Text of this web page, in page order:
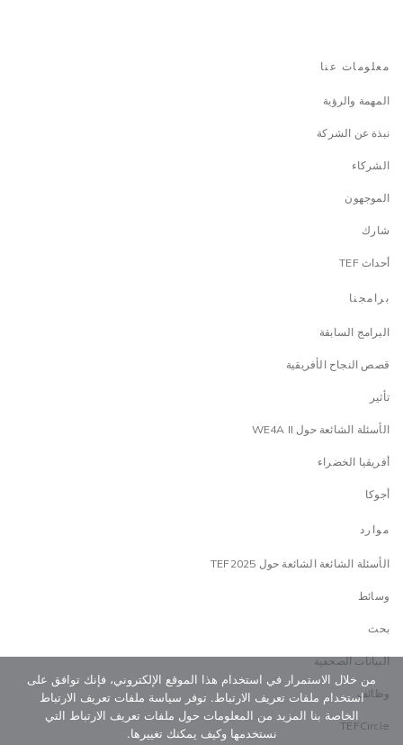
معلومات عنا
المهمة والرؤية
نبذة عن الشركة
الشركاء
الموجهون
شارك
أحداث TEF
برامجنا
البرامج السابقة
قصص النجاح الأفريقية
تأثير
الأسئلة الشائعة حول WE4A II
أفريقيا الخضراء
أجوكا
موارد
الأسئلة الشائعة الشائعة حول TEF2025
وسائط
بحث
البيانات الصحفية
وظائف
TEFCircle
من خلال الاستمرار في استخدام هذا الموقع الإلكتروني، فإنك توافق على
استخدام ملفات تعريف الارتباط. توفر سياسة ملفات تعريف الارتباط
الخاصة بنا المزيد من المعلومات حول ملفات تعريف الارتباط التي
نستخدمها وكيف يمكنك تغييرها.